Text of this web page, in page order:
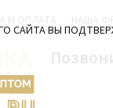
И ОПЛАТА
САЙТА ВЫ